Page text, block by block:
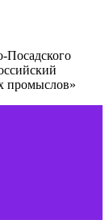
Посадского
промыслов»